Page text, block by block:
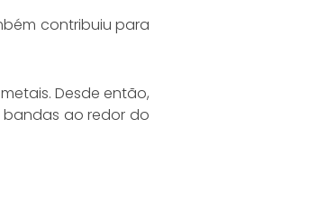
contribuiu para
Desde então,
ao redor do